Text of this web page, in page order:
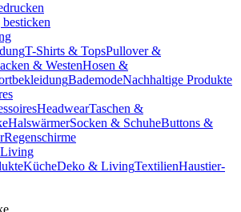
T-Shirts & TopsPullover &
& WestenHosen &
BademodeNachhaltige Produkte
HeadwearTaschen &
HalswärmerSocken & SchuheButtons &
Regenschirme
KücheDeko & LivingTextilienHaustier-